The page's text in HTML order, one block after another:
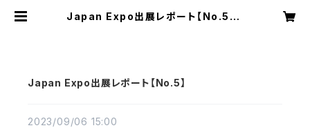
Japan Expo出展レポート【No.5】 |
Japan Expo出展レポート【No.5】
2023/09/06 15:00